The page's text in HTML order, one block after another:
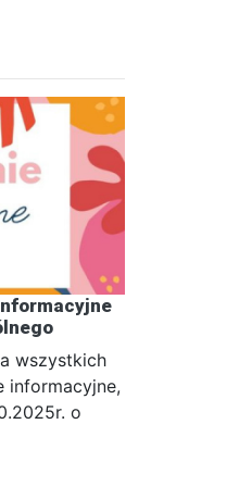
wszystkich
informacyjne,
o